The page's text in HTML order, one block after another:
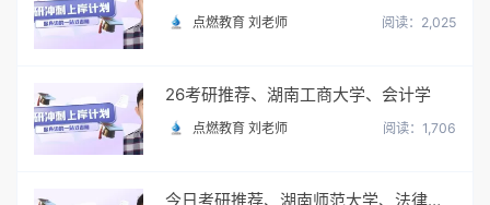
点燃教育 刘老师 阅读：2,025
26考研推荐、湖南工商大学、会计学
点燃教育 刘老师 阅读：1,706
今日考研推荐、湖南师范大学、法律（非法学）